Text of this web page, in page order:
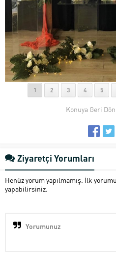
1 2 3 4 5
Konuya Geri
Ziyaretçi Yorumları
Henüz yorum yapılmamış. İlk
yapabilirsiniz.